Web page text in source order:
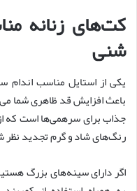
کت‌های زنانه
شنی
یکی از استایل مناسب
رنگ‌های شاد و گرم تجدید
اگر دارای سینه‌های بزرگ